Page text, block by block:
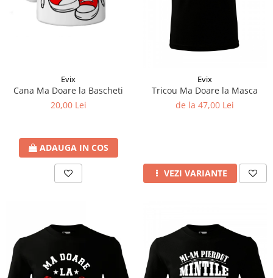
Evix
Cana Ma Doare la Bascheti
20,00 Lei
ADAUGA IN COS
Evix
Tricou Ma Doare la Masca
de la 47,00 Lei
VEZI VARIANTE